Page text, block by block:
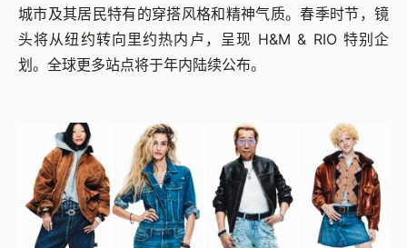
城市及其居民特有的穿搭风格和精神气质。春季时节，镜
头将从纽约转向里约热内卢，呈现 H&M & RIO 特别企
划。全球更多站点将于年内陆续公布。